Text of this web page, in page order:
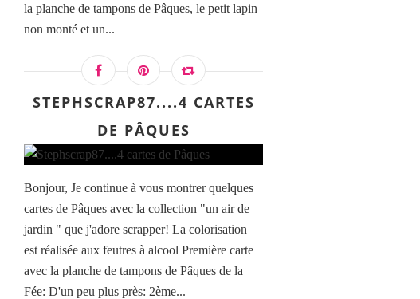
la planche de tampons de Pâques, le petit lapin
non monté et un...
STEPHSCRAP87....4 CARTES
DE PÂQUES
Bonjour, Je continue à vous montrer quelques
cartes de Pâques avec la collection "un air de
jardin " que j'adore scrapper! La colorisation
est réalisée aux feutres à alcool Première carte
avec la planche de tampons de Pâques de la
Fée: D'un peu plus près: 2ème...